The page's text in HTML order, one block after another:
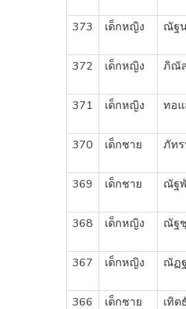
373 เด็กหญิง ณัฐ
372 เด็กหญิง ภิณั
371 เด็กหญิง ทอแ
370 เด็กชาย ภัท
369 เด็กชาย ณัฐ
368 เด็กหญิง ณัฐ
367 เด็กหญิง ณัฏ
366 เด็กชาย เทิ